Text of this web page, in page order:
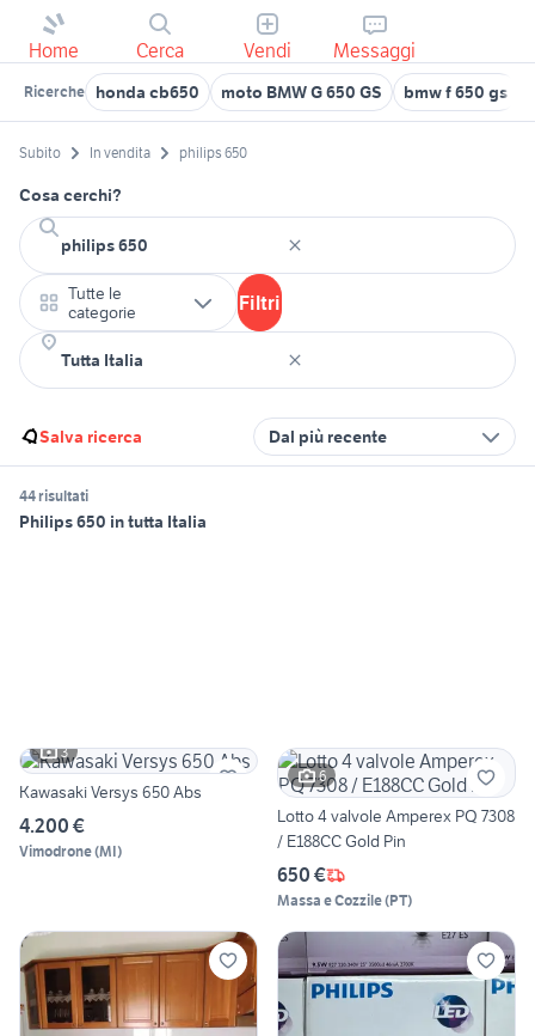
Home Cerca Vendi Messaggi
Ricerche honda cb650 moto BMW G 650 GS bmw f 650 gs
Subito In vendita philips 650
Cosa cerchi?
Tutte le
categorie
Filtri
Salva ricerca Dal più recente
44 risultati
Philips 650 in tutta Italia
3
Kawasaki Versys 650 Abs
4.200 €
Vimodrone(MI)
6
Lotto 4 valvole Amperex PQ 7308
/ E188CC Gold Pin
650 €
Massa e Cozzile(PT)